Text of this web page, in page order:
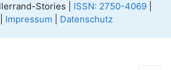
Stories | ISSN: 2750-4069|
Impressum Datenschutz